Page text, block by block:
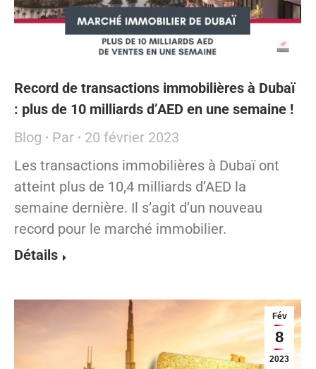
Record de transactions immobilières à Dubaï
: plus de 10 milliards d’AED en une semaine !
Blog
Par
20 février 2023
Les transactions immobilières à Dubaï ont
atteint plus de 10,4 milliards d’AED la
semaine dernière. Il s’agit d’un nouveau
record pour le marché immobilier.
Détails
Fév
8
2023